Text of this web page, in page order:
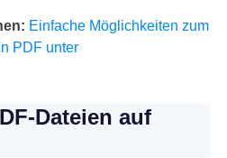
Einfache Möglichkeiten zum
PDF unter
Dateien auf